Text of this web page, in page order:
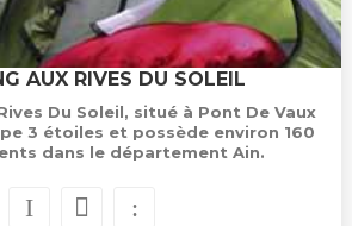
AUX RIVES DU SOLEIL
Du Soleil, situé à Pont De Vaux
3 étoiles et possède environ 160
dans le département Ain.